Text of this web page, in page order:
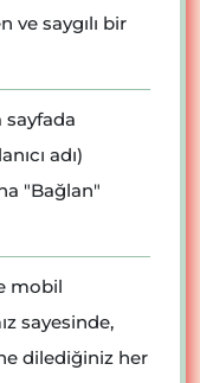
ve saygılı bir
sayfada
adı)
"Bağlan"
mobil
sayesinde,
dilediğiniz her